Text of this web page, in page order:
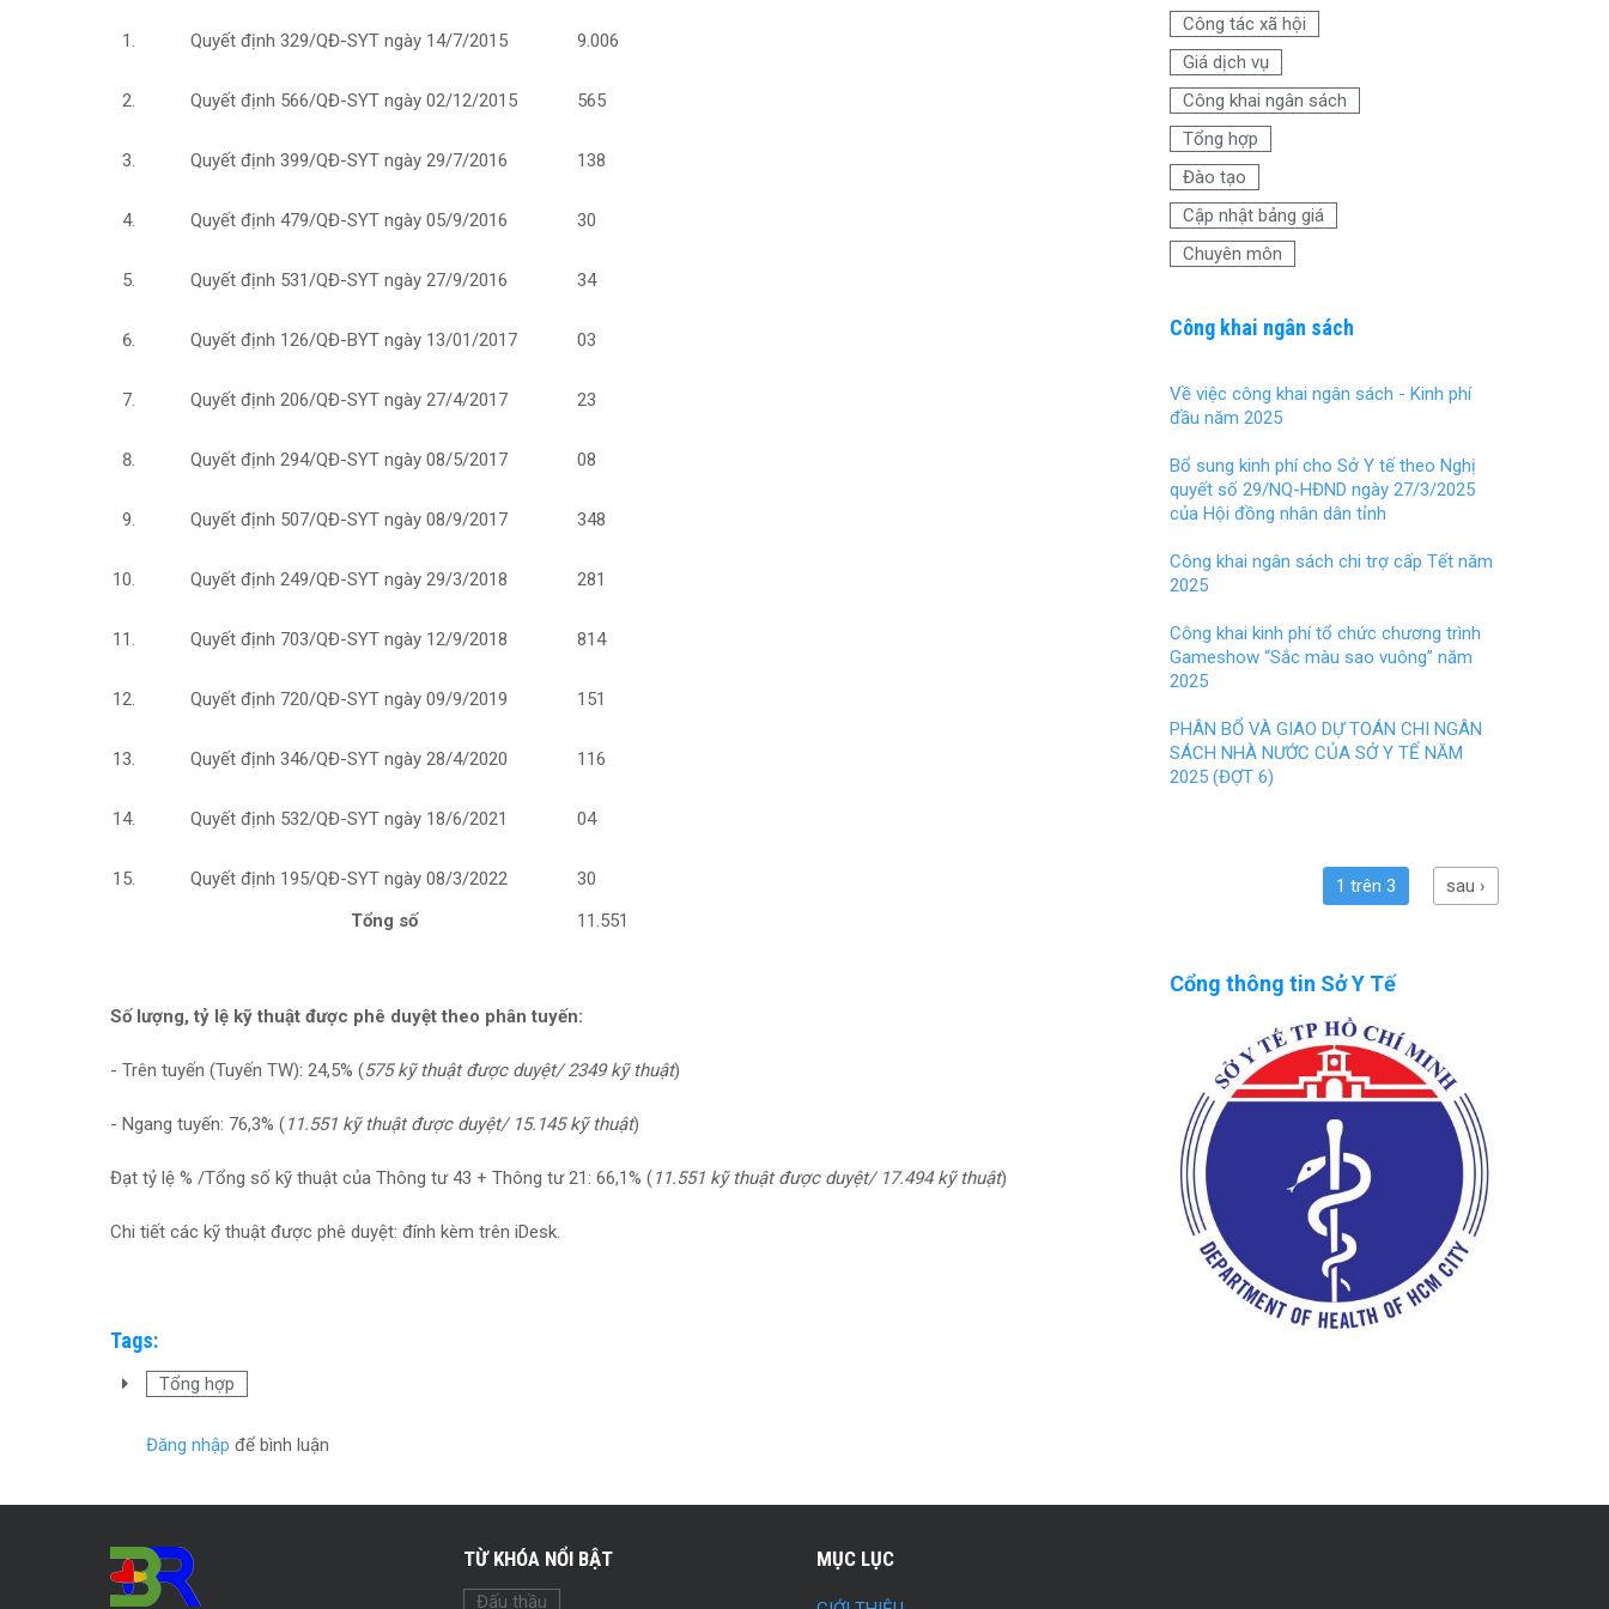
Quyết định 329/QĐ-SYT ngày 14/7/2015 9.006
Quyết định 566/QĐ-SYT ngày 02/12/2015 565
Quyết định 399/QĐ-SYT ngày 29/7/2016 138
Quyết định 479/QĐ-SYT ngày 05/9/2016 30
Quyết định 531/QĐ-SYT ngày 27/9/2016 34
Quyết định 126/QĐ-BYT ngày 13/01/2017 03
Quyết định 206/QĐ-SYT ngày 27/4/2017 23
Quyết định 294/QĐ-SYT ngày 08/5/2017 08
Quyết định 507/QĐ-SYT ngày 08/9/2017 348
Quyết định 249/QĐ-SYT ngày 29/3/2018 281
Quyết định 703/QĐ-SYT ngày 12/9/2018 814
Quyết định 720/QĐ-SYT ngày 09/9/2019 151
Quyết định 346/QĐ-SYT ngày 28/4/2020 116
Quyết định 532/QĐ-SYT ngày 18/6/2021 04
Quyết định 195/QĐ-SYT ngày 08/3/2022
30
Tổng số
11.551
Số lượng, tỷ lệ kỹ thuật được phê duyệt theo phân tuyến:
- Trên tuyến (Tuyến TW): 24,5% (575 kỹ thuật được duyệt/ 2349 kỹ thuật)
- Ngang tuyến: 76,3% (11.551 kỹ thuật được duyệt/ 15.145 kỹ thuật)
Đạt tỷ lệ % /Tổng số kỹ thuật của Thông tư 43 + Thông tư 21: 66,1% (11.551 kỹ thuật được duyệt/ 17.494 kỹ thuật)
Chi tiết các kỹ thuật được phê duyệt: đính kèm trên iDesk.
Tags:
Tổng hợp
Đăng nhập để bình luận
o
o
k
t
Công tác xã hội
Giá dịch vụ
Công khai ngân sách
Tổng hợp
Đào tạo
Cập nhật bảng giá
Chuyên môn
Công khai ngân sách
Về việc công khai ngân sách - Kinh phí
đầu năm 2025
Bổ sung kinh phí cho Sở Y tế theo Nghị
quyết số 29/NQ-HĐND ngày 27/3/2025
của Hội đồng nhân dân tỉnh
Công khai ngân sách chi trợ cấp Tết năm
2025
Công khai kinh phí tổ chức chương trình
Gameshow “Sắc màu sao vuông” năm
2025
PHÂN BỔ VÀ GIAO DỰ TOÁN CHI NGÂN
SÁCH NHÀ NƯỚC CỦA SỞ Y TẾ NĂM
2025 (ĐỢT 6)
1 trên 3 sau ›
Cổng thông tin Sở Y Tế
TỪ KHÓA NỔI BẬT
Đấu thầu
MỤC LỤC